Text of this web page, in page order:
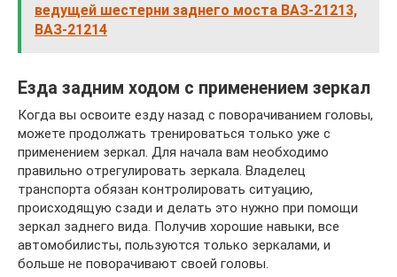
ведущей шестерни заднего моста ВАЗ-21213,
ВАЗ-21214
Езда задним ходом с применением зеркал
Когда вы освоите езду назад с поворачиванием головы,
можете продолжать тренироваться только уже с
применением зеркал. Для начала вам необходимо
правильно отрегулировать зеркала. Владелец
транспорта обязан контролировать ситуацию,
происходящую сзади и делать это нужно при помощи
зеркал заднего вида. Получив хорошие навыки, все
автомобилисты, пользуются только зеркалами, и
больше не поворачивают своей головы.